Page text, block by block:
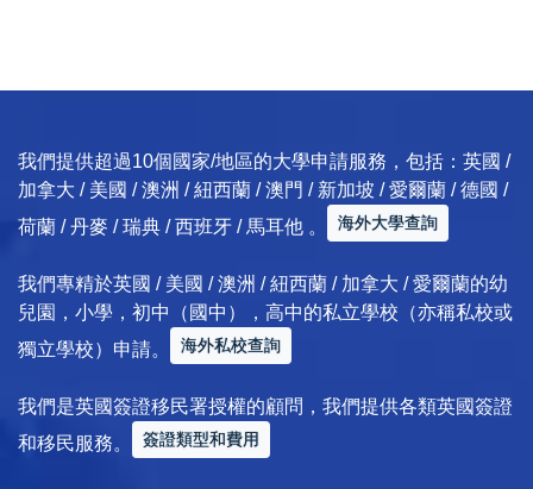
我們提供超過10個國家/地區的大學申請服務，包括：英國 /
加拿大 / 美國 / 澳洲 / 紐西蘭 / 澳門 / 新加坡 / 愛爾蘭 / 德國 /
荷蘭 / 丹麥 / 瑞典 / 西班牙 / 馬耳他 。
海外大學查詢
我們專精於英國 / 美國 / 澳洲 / 紐西蘭 / 加拿大 / 愛爾蘭的幼
兒園，小學，初中（國中），高中的私立學校（亦稱私校或
獨立學校）申請。
海外私校查詢
我們是英國簽證移民署授權的顧問，我們提供各類英國簽證
和移民服務。
簽證類型和費用